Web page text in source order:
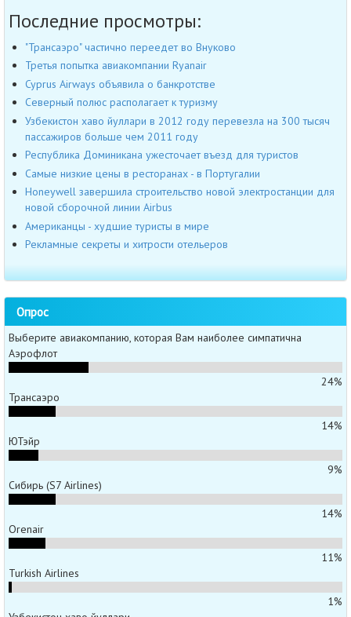
Последние просмотры:
"Трансаэро" частично переедет во Внуково
Третья попытка авиакомпании Ryanair
Cyprus Airways объявила о банкротстве
Северный полюс располагает к туризму
Узбекистон хаво йуллари в 2012 году перевезла на 300 тысяч
пассажиров больше чем 2011 году
Республика Доминикана ужесточает въезд для туристов
Самые низкие цены в ресторанах - в Португалии
Honeywell завершила строительство новой электростанции для
новой сборочной линии Airbus
Американцы - худшие туристы в мире
Рекламные секреты и хитрости отельеров
Опрос
Выберите авиакомпанию, которая Вам наиболее симпатична
Аэрофлот
24%
Трансаэро
14%
ЮТэйр
9%
Сибирь (S7 Airlines)
14%
Orenair
11%
Turkish Airlines
1%